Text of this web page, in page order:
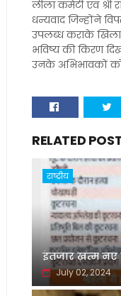
लीला कमेटी एवं श्री
धन्यवाद जिन्होंने
उपलब्ध कराके
भविष्य की किरण
उनके अभिभावकों
RELATED
राष्ट्रीय
इंतजार ख़त्म
July 02, 2024